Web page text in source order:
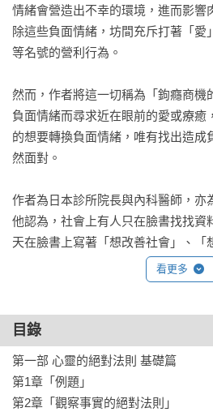
情緒會營造出不幸的環境，進而影響
除這些負面情緒，坊間充斥打著「愛
等名號的營利行為。
然而，作者將這一切稱為「鉤癮商機
負面情緒而尋求近在眼前的愛或療癒
的想要轉換負面情緒，唯有找出造成
然面對。
作者為日本診所院長與內科醫師，亦
他認為，社會上有人只在臉書找找資
天在臉書上寫著「想改善社會」、「
章裡又是「醫療知識」、又是「飲食
養」、一下「愛」來「愛」去，偏偏
作者深切希望有更多人理解「心靈的
現實，進而打破虛無主義，理解問題
決。
看更多
目錄
第一部 心靈的絕對法則 基礎篇
第1章「例題」
第2章「觀察事實的絕對法則」